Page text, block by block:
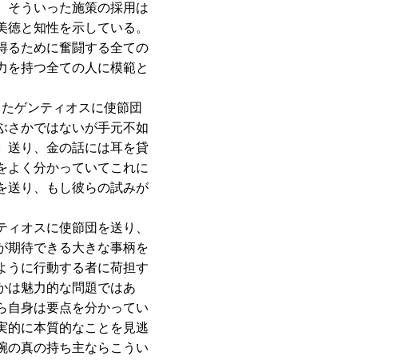
ういった施策の採用は
と知性を示している。
るために奮闘する全ての
を持つ全ての人に模範と
ゲンティオスに使節団
さかではないが手元不如
送り、金の話には耳を貸
よく分かっていてこれに
送り、もし彼らの試みが
オスに使節団を送り、
期待できる大きな事柄を
うに行動する者に荷担す
は魅力的な問題ではあ
自身は要点を分かってい
的に本質的なことを見逃
の真の持ち主ならこうい